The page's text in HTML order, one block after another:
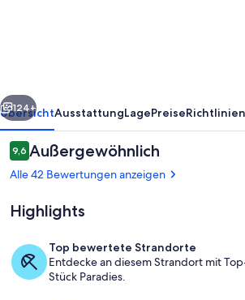
Weiter
124+
ÜbersichtAusstattungLagePreiseRichtlinien
Bewertungen
9,69,6 von 10.
Außergewöhnlich
Alle 42 Bewertungen anzeigen
Highlights
Top bewertete Strandorte
Entdecke an diesem Strandort mit
Stück Paradies.